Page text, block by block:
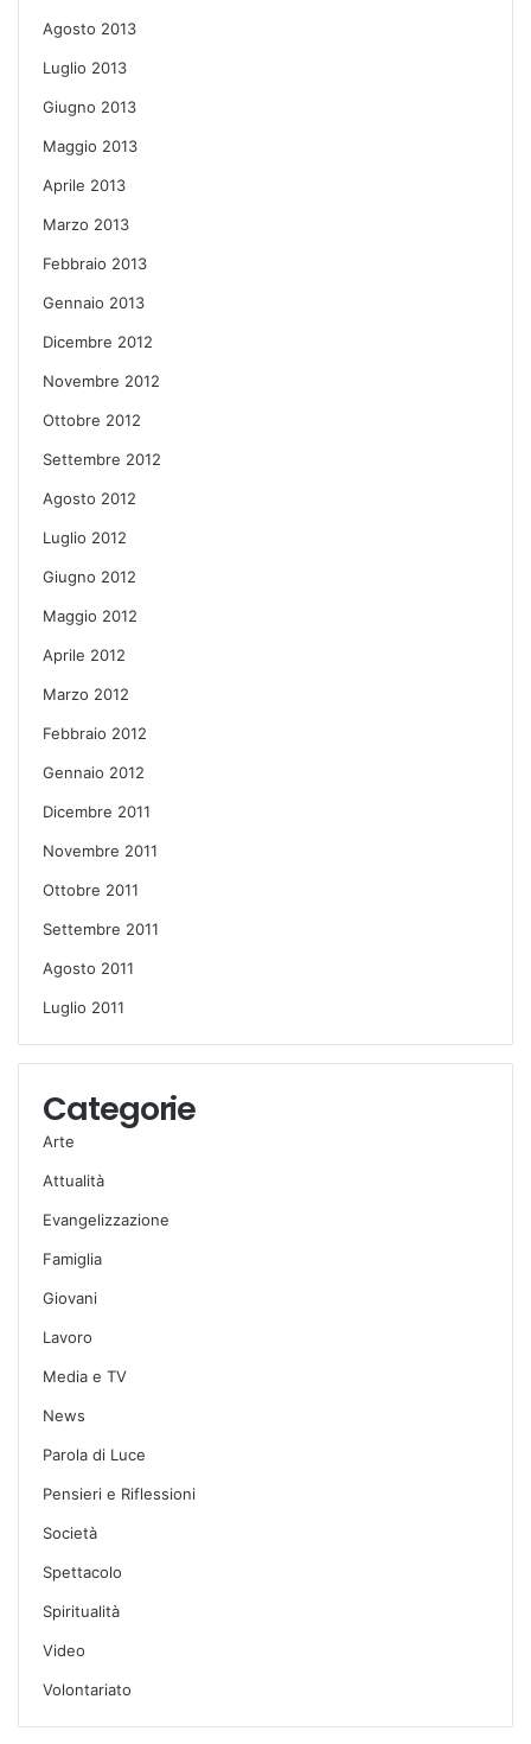
Agosto 2013
Luglio 2013
Giugno 2013
Maggio 2013
Aprile 2013
Marzo 2013
Febbraio 2013
Gennaio 2013
Dicembre 2012
Novembre 2012
Ottobre 2012
Settembre 2012
Agosto 2012
Luglio 2012
Giugno 2012
Maggio 2012
Aprile 2012
Marzo 2012
Febbraio 2012
Gennaio 2012
Dicembre 2011
Novembre 2011
Ottobre 2011
Settembre 2011
Agosto 2011
Luglio 2011
Categorie
Arte
Attualità
Evangelizzazione
Famiglia
Giovani
Lavoro
Media e TV
News
Parola di Luce
Pensieri e Riflessioni
Società
Spettacolo
Spiritualità
Video
Volontariato